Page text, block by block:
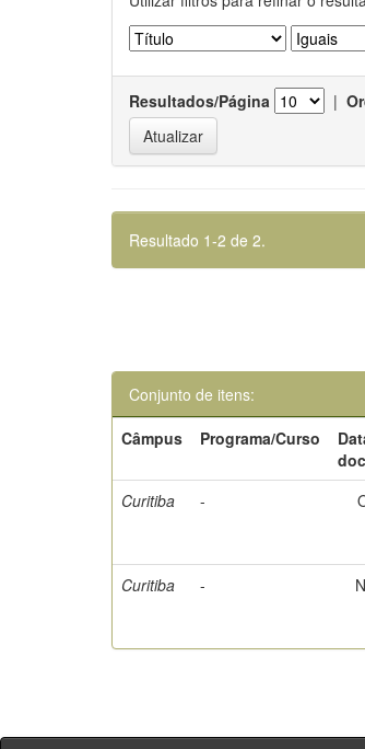
Resultados/Página |
Resultado 1-2 de 2.
Conjunto de itens:
Câmpus
Programa/Curso
Curitiba -
Curitiba
-